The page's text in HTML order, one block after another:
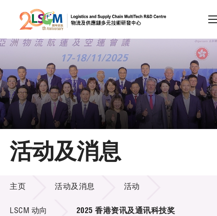
跳到内容（按回车键）
会员登录
A A EN 繁 简
主页
关于LSCM
技术商品化
项目及资助计划
活动及消息
活动及消息
主页 活动及消息 活动
LSCM 动向 2025 香港资讯及通讯科技奖